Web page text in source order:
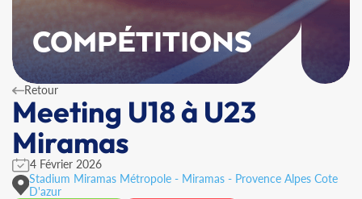
COMPÉTITIONS
Retour
Meeting U18 à U23
Miramas
4 Février 2026
Stadium Miramas Métropole - Miramas - Provence Alpes Cote
D'azur